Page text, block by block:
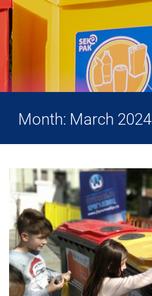
Month: March 2024